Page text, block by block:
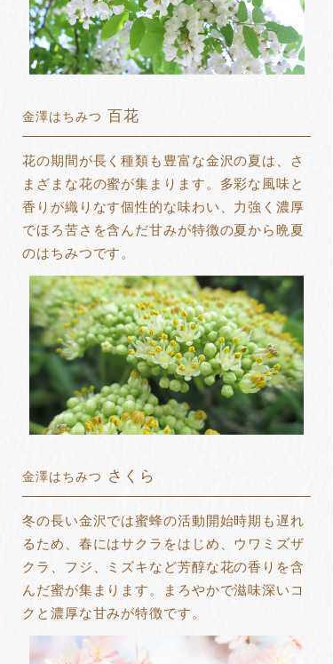
金澤はちみつ 百花
花の期間が長く種類も豊富な金沢の夏は、さ
まざまな花の蜜が集まります。多彩な風味と
香りが織りなす個性的な味わい、力強く濃厚
でほろ苦さを含んだ甘みが特徴の夏から晩夏
のはちみつです。
金澤はちみつ さくら
冬の長い金沢では蜜蜂の活動開始時期も遅れ
るため、春にはサクラをはじめ、ウワミズザ
クラ、フジ、ミズキなど芳醇な花の香りを含
んだ蜜が集まります。まろやかで滋味深いコ
クと濃厚な甘みが特徴です。